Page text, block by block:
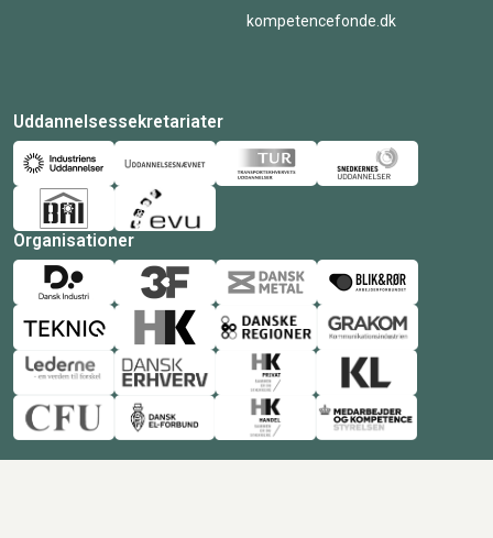
kompetencefonde.dk
Uddannelsessekretariater
Organisationer